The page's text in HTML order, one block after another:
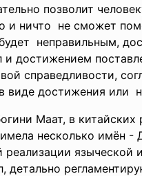
позволит
и ничто не сможет
неправильным,
достижением
справедливости,
достижения или
Маат, в
несколько имён
языческой
детально